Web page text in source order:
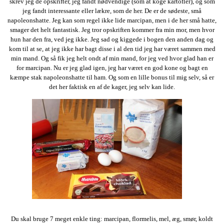
jeg fandt interessante eller lækre, som de her. De er de sødeste, små
napoleonshatte. Jeg kan som regel ikke lide marcipan, men i de her små hatte,
smager det helt fantastisk. Jeg tror opskriften kommer fra min mor, men hvor
hun har den fra, ved jeg ikke. Jeg sad og kiggede i bogen den anden dag og
kom til at se, at jeg ikke har bagt disse i al den tid jeg har været sammen med
min mand. Og så fik jeg helt ondt af min mand, for jeg ved hvor glad han er
for marcipan. Nu er jeg glad igen, jeg har været en god kone og bagt en
kæmpe stak napoleonshatte til ham. Og som en lille bonus til mig selv, så er
det her faktisk en af de kager, jeg selv kan lide.
Du skal bruge 7 meget enkle ting: marcipan, flormelis, mel, æg, smør, koldt